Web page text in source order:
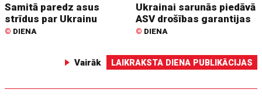
Samitā paredz asus
strīdus par Ukrainu
© DIENA
Ukrainai sarunās piedāvā
ASV drošības garantijas
© DIENA
Vairāk LAIKRAKSTA DIENA PUBLIKĀCIJAS